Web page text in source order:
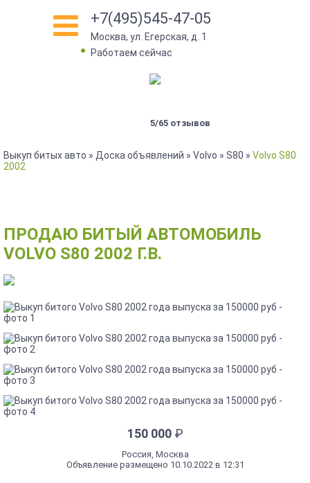
+7(495)545-47-05
Москва, ул. Егерская, д. 1
• Работаем сейчас
5/65 отзывов
Выкуп битых авто » Доска объявлений » Volvo » S80 » Volvo S80
2002
ПРОДАЮ БИТЫЙ АВТОМОБИЛЬ
VOLVO S80 2002 Г.В.
150 000 ₽
Россия, Москва
Объявление размещено 10.10.2022 в 12:31